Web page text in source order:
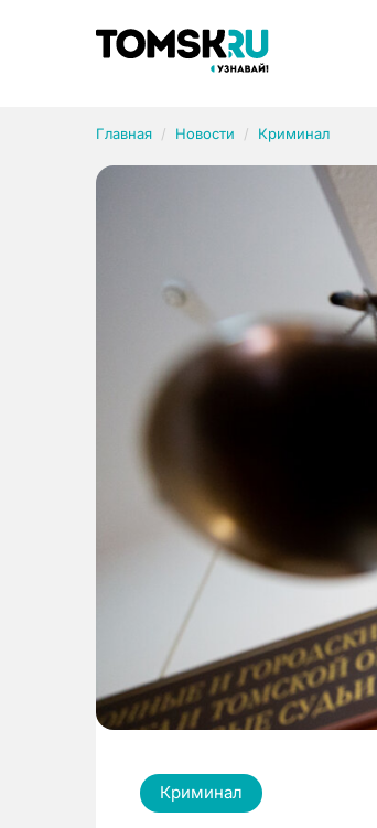
Главная Новости Криминал
Криминал
Рубрики